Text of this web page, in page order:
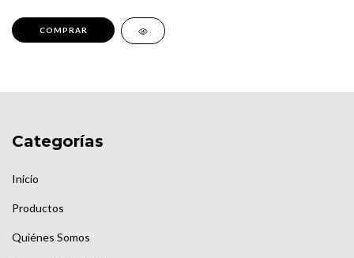
Categorías
Inicio
Productos
Quiénes Somos